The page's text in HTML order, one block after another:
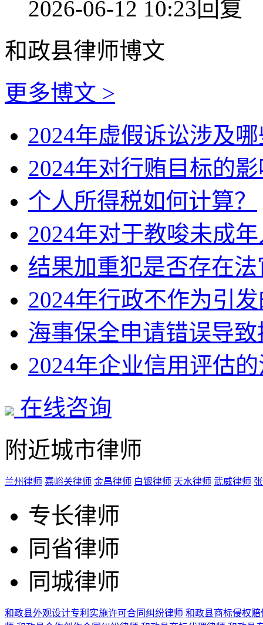
2026-06-12 10:23回复
和政县律师博文
更多博文 >
2024年虚假诉讼涉及
2024年对行贿目标的
个人所得税如何计算？
2024年对于教唆未成
结果加重犯是否存在
2024年行政不作为引
海事保全申请错误导
2024年企业信用评估
在线咨询
附近城市律师
兰州律师 嘉峪关律师 金昌律师 白银律师 天水律师 武威律师
专长律师
同省律师
同城律师
和政县外观设计专利实施许可合同纠纷律师 和政县商标侵权赔